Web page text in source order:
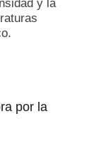
y la